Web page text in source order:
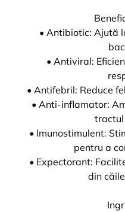
• Antibiotic: Ajută
• Antiviral:
• Antifebril: Reduce
• Anti-inflamator:
• Imunostimulent:
pentru a
• Expectorant:
din